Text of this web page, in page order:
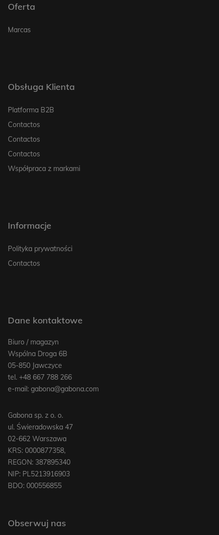
Oferta
Marcas
Obsługa Klienta
Platforma B2B
Contactos
Contactos
Contactos
Współpraca z markami
Informacje
Polityka prywatności
Contactos
Dane kontaktowe
Biuro / magazyn
Wspólna Droga 6B
05-850 Jawczyce
tel. +48 667 788 266
e-mail: gabona@gabona.com
Gabona sp. z o. o.
ul. Świeradowska 47
02-662 Warszawa
KRS: 0000877358,
REGON: 387895340
NIP: PL5213916903
BDO: 000556855
Obserwuj nas